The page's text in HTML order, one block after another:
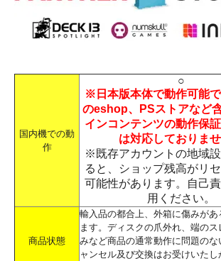
国内機での動
作
○
※日本版本体で動作可能
のeshop、PSストアなど
インコンテンツの動作保
は対応しておりませ
※既存アカウントの地域
ると、ショップ残高がリ
可能性があります。自己
用ください。
商品状態
輸入品の都合上、外箱に傷みが
ます。ディスクの爪外れ、端の
みなど商品の通常動作に問題のな
ャンセル及び交換はお受けいた